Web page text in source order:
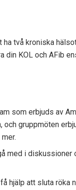
ha två kroniska
din KOL och AFib
som erbjuds av
och gruppmöten
med i diskussioner
hjälp att sluta röka